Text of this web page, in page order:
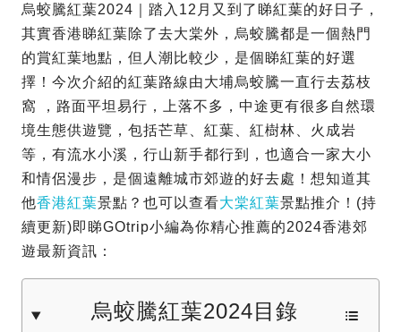
烏蛟騰紅葉2024｜踏入12月又到了睇紅葉的好日子，
其實香港睇紅葉除了去大棠外，烏蛟騰都是一個熱門
的賞紅葉地點，但人潮比較少，是個睇紅葉的好選
擇！今次介紹的紅葉路線由大埔烏蛟騰一直行去荔枝
窩 ，路面平坦易行，上落不多，中途更有很多自然環
境生態供遊覽，包括芒草、紅葉、紅樹林、火成岩
等，有流水小溪，行山新手都行到，也適合一家大小
和情侶漫步，是個遠離城市郊遊的好去處！想知道其
他香港紅葉景點？也可以查看大棠紅葉景點推介！(持
續更新)即睇GOtrip小編為你精心推薦的2024香港郊
遊最新資訊：
烏蛟騰紅葉2024目錄